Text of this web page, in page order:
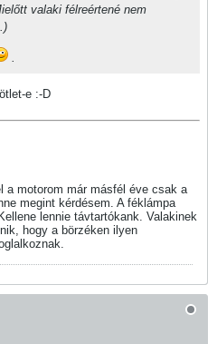
valaki félreértené nem
.)
e :-D
a motorom már másfél éve csak a
megint kérdésem. A féklámpa
lennie távtartókank. Valakinek
hogy a börzéken ilyen